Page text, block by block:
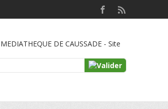
MEDIATHEQUE DE CAUSSADE - Site